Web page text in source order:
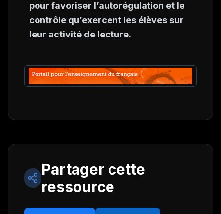
pour favoriser l’autorégulation et le
contrôle qu’exercent les élèves sur
leur activité de lecture.
Partager cette
ressource